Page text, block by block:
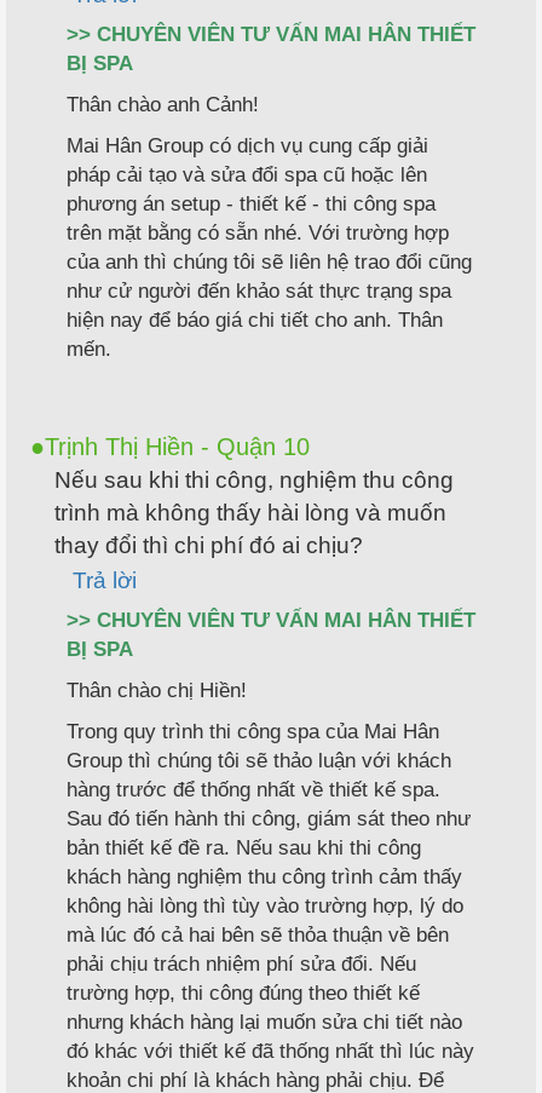
>> CHUYÊN VIÊN TƯ VẤN MAI HÂN THIẾT
BỊ SPA
Thân chào anh Cảnh!
Mai Hân Group có dịch vụ cung cấp giải
pháp cải tạo và sửa đổi spa cũ hoặc lên
phương án setup - thiết kế - thi công spa
trên mặt bằng có sẵn nhé. Với trường hợp
của anh thì chúng tôi sẽ liên hệ trao đổi cũng
như cử người đến khảo sát thực trạng spa
hiện nay để báo giá chi tiết cho anh. Thân
mến.
Trịnh Thị Hiền - Quận 10
Nếu sau khi thi công, nghiệm thu công
trình mà không thấy hài lòng và muốn
thay đổi thì chi phí đó ai chịu?
Trả lời
>> CHUYÊN VIÊN TƯ VẤN MAI HÂN THIẾT
BỊ SPA
Thân chào chị Hiền!
Trong quy trình thi công spa của Mai Hân
Group thì chúng tôi sẽ thảo luận với khách
hàng trước để thống nhất về thiết kế spa.
Sau đó tiến hành thi công, giám sát theo như
bản thiết kế đề ra. Nếu sau khi thi công
khách hàng nghiệm thu công trình cảm thấy
không hài lòng thì tùy vào trường hợp, lý do
mà lúc đó cả hai bên sẽ thỏa thuận về bên
phải chịu trách nhiệm phí sửa đổi. Nếu
trường hợp, thi công đúng theo thiết kế
nhưng khách hàng lại muốn sửa chi tiết nào
đó khác với thiết kế đã thống nhất thì lúc này
khoản chi phí là khách hàng phải chịu. Để